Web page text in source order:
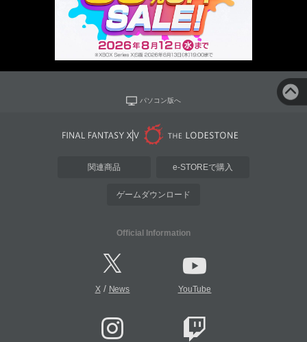
パソコン版へ
関連商品 e-STOREで購入
ゲームダウンロード
Official Information
X/ News YouTube